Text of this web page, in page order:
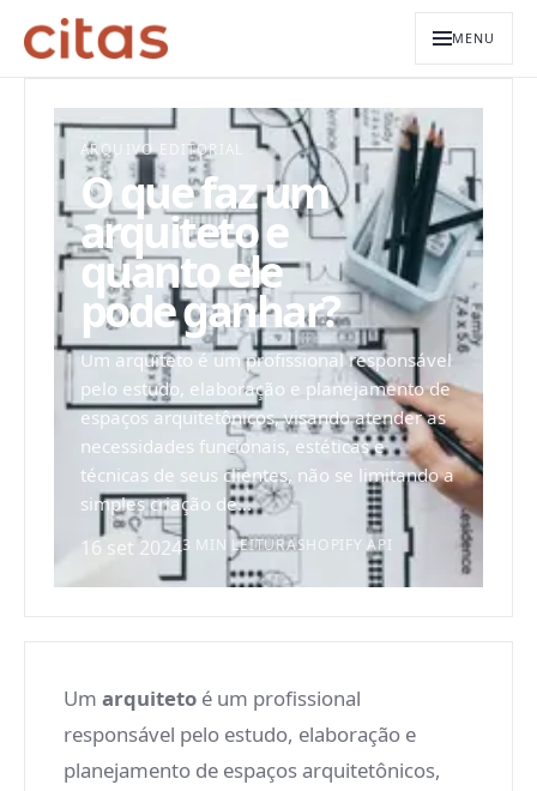
MENU
ARQUIVO EDITORIAL
O que faz um
arquiteto e
quanto ele
pode ganhar?
Um arquiteto é um profissional responsável
pelo estudo, elaboração e planejamento de
espaços arquitetônicos, visando atender as
necessidades funcionais, estéticas e
técnicas de seus clientes, não se limitando a
simples criação de...
16 set 20243 MIN LEITURASHOPIFY API
Um arquiteto é um profissional
responsável pelo estudo, elaboração e
planejamento de espaços arquitetônicos,